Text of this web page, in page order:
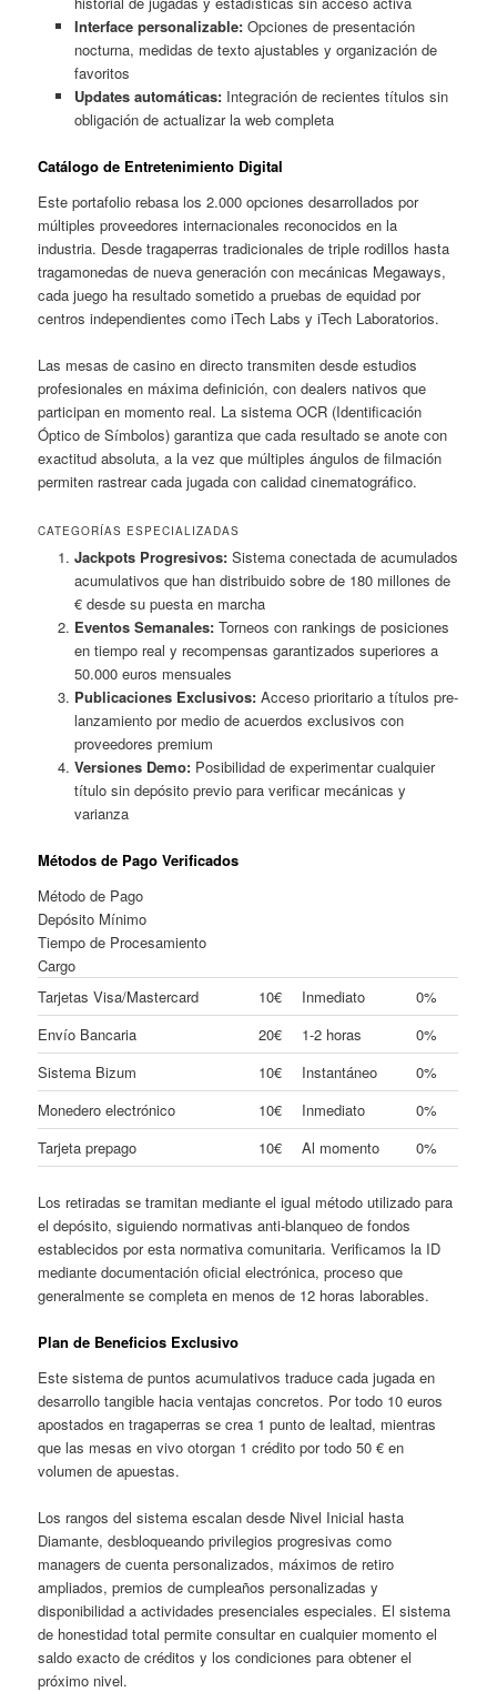
Interface personalizable:Opciones de presentación
nocturna, medidas de texto ajustables y organización de
favoritos
Updates automáticas:Integración de recientes títulos sin
obligación de actualizar la web completa
Catálogo de Entretenimiento Digital
Este portafolio rebasa los 2.000 opciones desarrollados por
múltiples proveedores internacionales reconocidos en la
industria. Desde tragaperras tradicionales de triple rodillos hasta
tragamonedas de nueva generación con mecánicas Megaways,
cada juego ha resultado sometido a pruebas de equidad por
centros independientes como iTech Labs y iTech Laboratorios.
Las mesas de casino en directo transmiten desde estudios
profesionales en máxima definición, con dealers nativos que
participan en momento real. La sistema OCR (Identificación
Óptico de Símbolos) garantiza que cada resultado se anote con
exactitud absoluta, a la vez que múltiples ángulos de filmación
permiten rastrear cada jugada con calidad cinematográfico.
CATEGORÍAS ESPECIALIZADAS
Jackpots Progresivos:Sistema conectada de acumulados
acumulativos que han distribuido sobre de 180 millones de
€ desde su puesta en marcha
Eventos Semanales:Torneos con rankings de posiciones
en tiempo real y recompensas garantizados superiores a
50.000 euros mensuales
Publicaciones Exclusivos:Acceso prioritario a títulos pre-
lanzamiento por medio de acuerdos exclusivos con
proveedores premium
Versiones Demo:Posibilidad de experimentar cualquier
título sin depósito previo para verificar mecánicas y
varianza
Métodos de Pago Verificados
Método de Pago
Depósito Mínimo
Tiempo de Procesamiento
Cargo
Tarjetas Visa/Mastercard
10€ Inmediato
0%
Envío Bancaria
20€ 1-2 horas
0%
Sistema Bizum
10€ Instantáneo
0%
Monedero electrónico
10€ Inmediato
0%
Tarjeta prepago
10€ Al momento 0%
Los retiradas se tramitan mediante el igual método utilizado para
el depósito, siguiendo normativas anti-blanqueo de fondos
establecidos por esta normativa comunitaria. Verificamos la ID
mediante documentación oficial electrónica, proceso que
generalmente se completa en menos de 12 horas laborables.
Plan de Beneficios Exclusivo
Este sistema de puntos acumulativos traduce cada jugada en
desarrollo tangible hacia ventajas concretos. Por todo 10 euros
apostados en tragaperras se crea 1 punto de lealtad, mientras
que las mesas en vivo otorgan 1 crédito por todo 50 € en
volumen de apuestas.
Los rangos del sistema escalan desde Nivel Inicial hasta
Diamante, desbloqueando privilegios progresivas como
managers de cuenta personalizados, máximos de retiro
ampliados, premios de cumpleaños personalizadas y
disponibilidad a actividades presenciales especiales. El sistema
de honestidad total permite consultar en cualquier momento el
saldo exacto de créditos y los condiciones para obtener el
próximo nivel.